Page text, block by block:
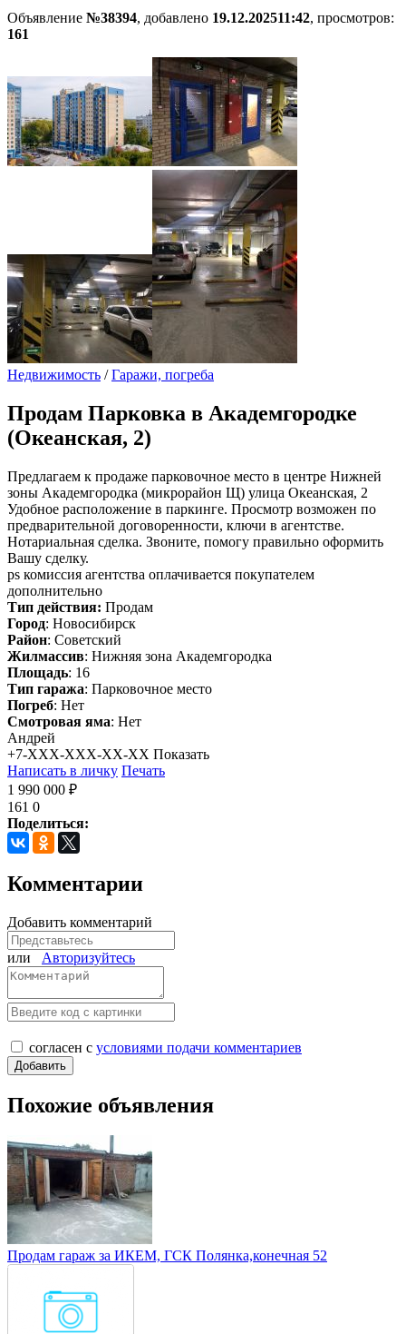
Объявление №38394, добавлено 19.12.202511:42, просмотров:
161
Недвижимость /Гаражи, погреба
Продам Парковка в Академгородке
(Океанская, 2)
Предлагаем к продаже парковочное место в центре Нижней
зоны Академгородка (микрорайон Щ) улица Океанская, 2
Удобное расположение в паркинге. Просмотр возможен по
предварительной договоренности, ключи в агентстве.
Нотариальная сделка. Звоните, помогу правильно оформить
Вашу сделку.
ps комиссия агентства оплачивается покупателем
дополнительно
Тип действия: Продам
Город: Новосибирск
Район: Советский
Жилмассив: Нижняя зона Академгородка
Площадь: 16
Тип гаража: Парковочное место
Погреб: Нет
Смотровая яма: Нет
Андрей
+7-XXX-XXX-XX-XX Показать
Написать в личку Печать
1 990 000 ₽
161 0
Поделиться:
Комментарии
Добавить комментарий
или Авторизуйтесь
согласен с условиями подачи комментариев
Похожие объявления
Продам гараж за ИКЕМ, ГСК Полянка,конечная 52